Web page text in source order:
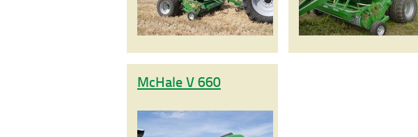
McHale V 660